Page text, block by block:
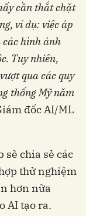
cần thắt chặt
ví dụ: việc áp
hình ảnh
Tuy nhiên,
qua các quy
thống Mỹ năm
đốc AI/ML
chia sẻ các
thử nghiệm
hơn nữa
AI tạo ra.